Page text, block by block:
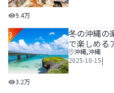
有馬温泉の1泊2日観光モデ
9.4万
3
冬の沖縄の楽しみ方を徹底
3.2万
冬の沖縄の
で楽しめる
沖縄,沖縄
2025-10-15|